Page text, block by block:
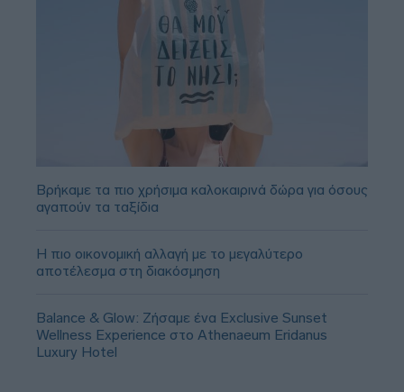
Βρήκαμε τα πιο χρήσιμα καλοκαιρινά δώρα για όσους
αγαπούν τα ταξίδια
Η πιο οικονομική αλλαγή με το μεγαλύτερο
αποτέλεσμα στη διακόσμηση
Balance & Glow: Ζήσαμε ένα Exclusive Sunset
Wellness Experience στο Athenaeum Eridanus
Luxury Hotel